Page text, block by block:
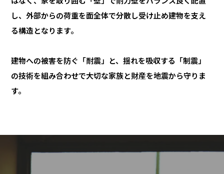
し、外部からの荷重を面全体で分散し受け止め建物を支え
る構造となります。
建物への被害を防ぐ「耐震」と、揺れを吸収する「制震」
の技術を組み合わせで大切な家族と財産を地震から守りま
す。